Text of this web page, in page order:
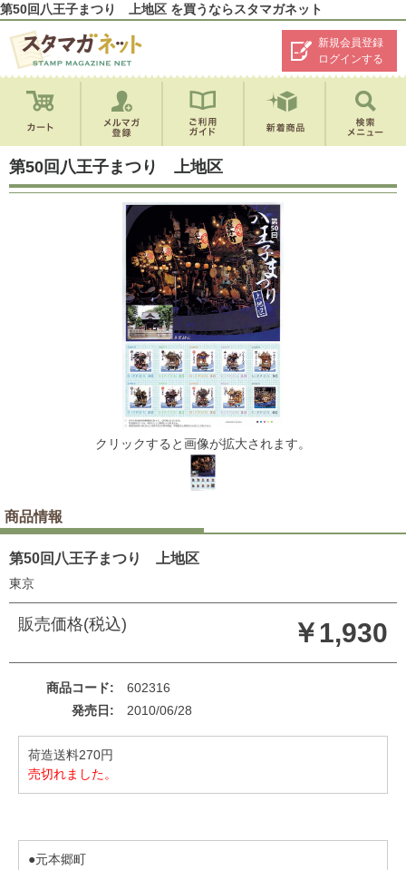
第50回八王子まつり 上地区 を買うならスタマガネット
新規会員登録
ログインする
第50回八王子まつり 上地区
クリックすると画像が拡大されます。
商品情報
第50回八王子まつり 上地区
東京
販売価格(税込) ￥1,930
商品コード
602316
発売日
2010/06/28
荷造送料270円
売切れました。
●元本郷町